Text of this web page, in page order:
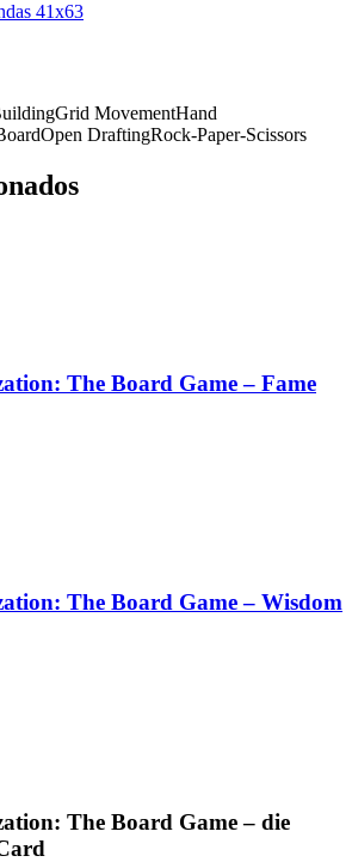
41x63
Grid MovementHand
Open DraftingRock-Paper-Scissors
The Board Game – Fame
The Board Game – Wisdom
The Board Game – die